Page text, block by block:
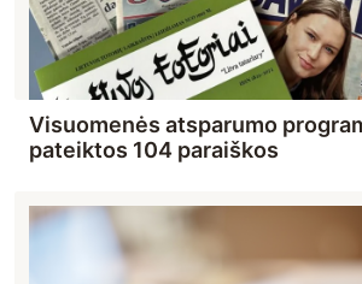
Visuomenės atsparumo
pateiktos 104 paraiškos